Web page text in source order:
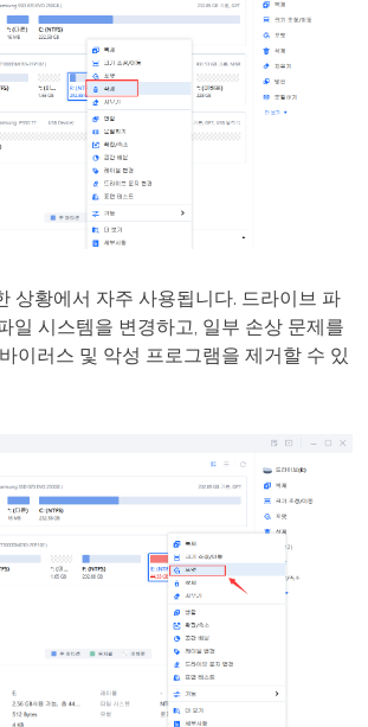
상황에서 자주 사용됩니다. 드라이브 파
일 시스템을 변경하고, 일부 손상 문제를
이러스 및 악성 프로그램을 제거할 수 있